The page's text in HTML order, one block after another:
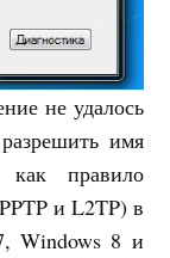
не удалось
имя
как правило
и L2TP) в
Windows 8 и